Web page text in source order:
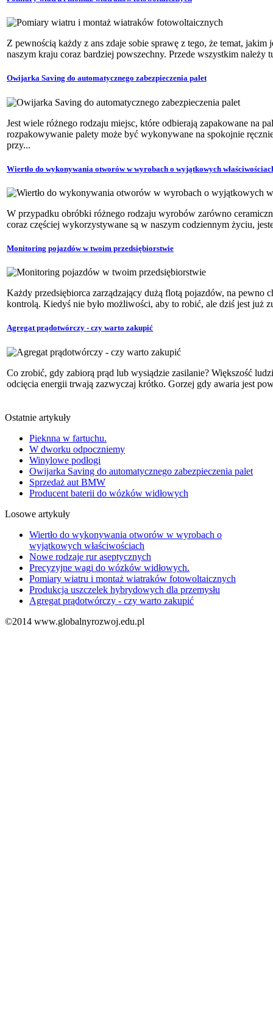
Z pewnością każdy z ans zdaje sobie sprawę z tego, że temat, jakim
naszym kraju coraz bardziej powszechny. Przede wszystkim należy
Owijarka Saving do automatycznego zabezpieczenia palet
Jest wiele różnego rodzaju miejsc, które odbierają zapakowane na
rozpakowywanie palety może być wykonywane na spokojnie
przy...
Wiertło do wykonywania otworów w wyrobach o wyjątkowych
W przypadku obróbki różnego rodzaju wyrobów zarówno
coraz częściej wykorzystywane są w naszym codziennym życiu,
Monitoring pojazdów w twoim przedsiębiorstwie
Każdy przedsiębiorca zarządzający dużą flotą pojazdów, na pewno
kontrolą. Kiedyś nie było możliwości, aby to robić, ale dziś jest już
Agregat prądotwórczy - czy warto zakupić
Co zrobić, gdy zabiorą prąd lub wysiądzie zasilanie? Większość
odcięcia energii trwają zazwyczaj krótko. Gorzej gdy awaria jest
Ostatnie artykuły
Pieknna w fartuchu.
W dworku odpoczniemy
Winylowe podłogi
Owijarka Saving do automatycznego zabezpieczenia palet
Sprzedaż aut BMW
Producent baterii do wózków widłowych
Losowe artykuły
Wiertło do wykonywania otworów w wyrobach o
wyjątkowych właściwościach
Nowe rodzaje rur aseptycznych
Precyzyjne wagi do wózków widłowych.
Pomiary wiatru i montaż wiatraków fotowoltaicznych
Produkcja uszczelek hybrydowych dla przemysłu
Agregat prądotwórczy - czy warto zakupić
©2014 www.globalnyrozwoj.edu.pl